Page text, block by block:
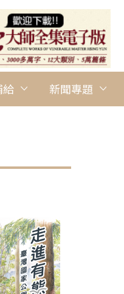
給 新聞專題
勵開示。 人間社記者葉明